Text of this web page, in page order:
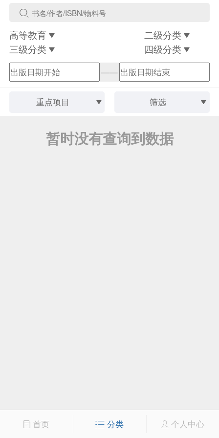
高等教育
二级分类
三级分类
四级分类
——
重点项目 筛选
暂时没有查询到数据
首页 分类 个人中心